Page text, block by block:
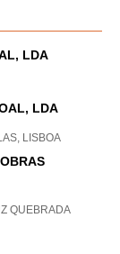
LDA
LDA
LISBOA
QUEBRADA